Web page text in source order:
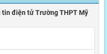
tin điện tử Trường THPT Mỹ